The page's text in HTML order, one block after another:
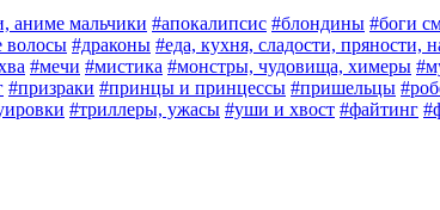
аниме мальчики #апокалипсис #блондины #боги
волосы #драконы #еда, кухня, сладости, пряности,
#мечи #мистика #монстры, чудовища, химеры
#призраки #принцы и принцессы #пришельцы
#триллеры, ужасы #уши и хвост #файтинг